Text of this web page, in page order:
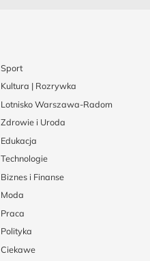
Sport
Kultura | Rozrywka
Lotnisko Warszawa-Radom
Zdrowie i Uroda
Edukacja
Technologie
Biznes i Finanse
Moda
Praca
Polityka
Ciekawe